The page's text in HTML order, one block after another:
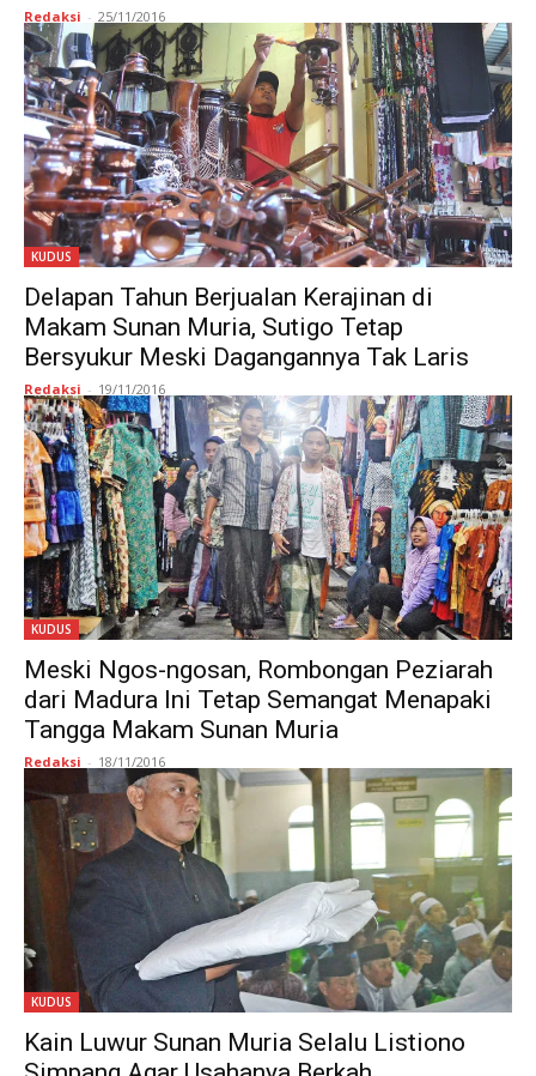
Redaksi - 25/11/2016
KUDUS
Delapan Tahun Berjualan Kerajinan di
Makam Sunan Muria, Sutigo Tetap
Bersyukur Meski Dagangannya Tak Laris
Redaksi - 19/11/2016
KUDUS
Meski Ngos-ngosan, Rombongan Peziarah
dari Madura Ini Tetap Semangat Menapaki
Tangga Makam Sunan Muria
Redaksi - 18/11/2016
KUDUS
Kain Luwur Sunan Muria Selalu Listiono